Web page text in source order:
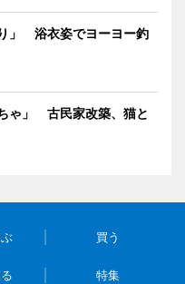
」 浴衣姿でヨーヨー釣
ゃ」 古民家改築、猫と
買う
特集